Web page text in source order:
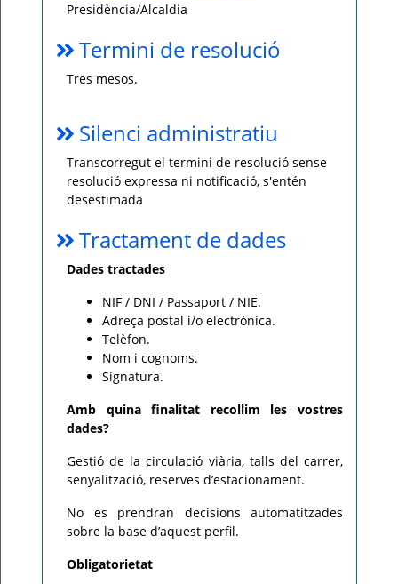
Presidència/Alcaldia
Termini de resolució
Tres mesos.
Silenci administratiu
Transcorregut el termini de resolució sense
resolució expressa ni notificació, s'entén
desestimada
Tractament de dades
Dades tractades
NIF / DNI / Passaport / NIE.
Adreça postal i/o electrònica.
Telèfon.
Nom i cognoms.
Signatura.
Amb quina finalitat recollim les vostres
dades?
Gestió de la circulació viària, talls del carrer,
senyalització, reserves d’estacionament.
No es prendran decisions automatitzades
sobre la base d’aquest perfil.
Obligatorietat